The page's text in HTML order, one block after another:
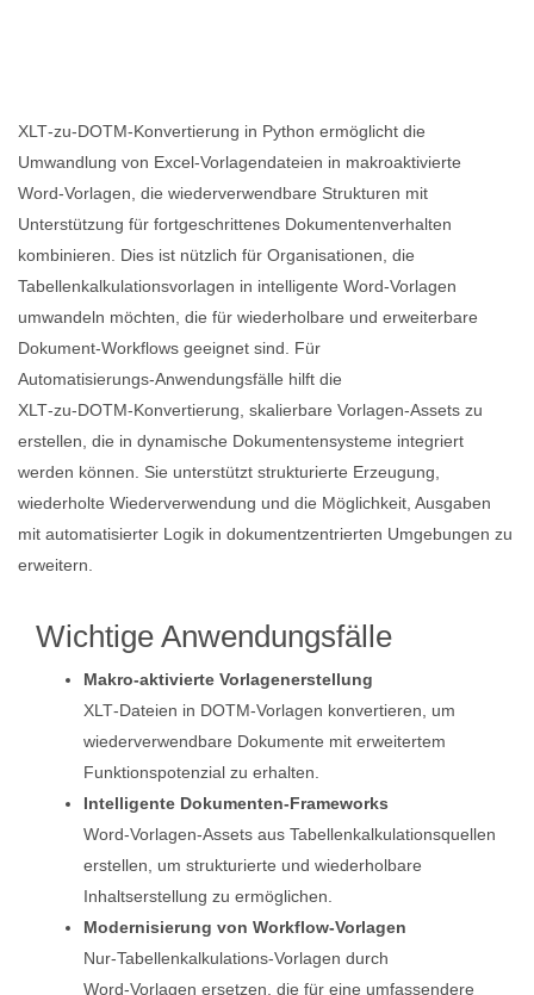
XLT‑zu‑DOTM‑Konvertierung in Python ermöglicht die
Umwandlung von Excel‑Vorlagendateien in makroaktivierte
Word‑Vorlagen, die wiederverwendbare Strukturen mit
Unterstützung für fortgeschrittenes Dokumentenverhalten
kombinieren. Dies ist nützlich für Organisationen, die
Tabellenkalkulationsvorlagen in intelligente Word‑Vorlagen
umwandeln möchten, die für wiederholbare und erweiterbare
Dokument‑Workflows geeignet sind. Für
Automatisierungs‑Anwendungsfälle hilft die
XLT‑zu‑DOTM‑Konvertierung, skalierbare Vorlagen‑Assets zu
erstellen, die in dynamische Dokumentensysteme integriert
werden können. Sie unterstützt strukturierte Erzeugung,
wiederholte Wiederverwendung und die Möglichkeit, Ausgaben
mit automatisierter Logik in dokumentzentrierten Umgebungen zu
erweitern.
Wichtige Anwendungsfälle
Makro‑aktivierte Vorlagenerstellung
XLT‑Dateien in DOTM‑Vorlagen konvertieren, um
wiederverwendbare Dokumente mit erweitertem
Funktionspotenzial zu erhalten.
Intelligente Dokumenten‑Frameworks
Word‑Vorlagen‑Assets aus Tabellenkalkulationsquellen
erstellen, um strukturierte und wiederholbare
Inhaltserstellung zu ermöglichen.
Modernisierung von Workflow‑Vorlagen
Nur‑Tabellenkalkulations‑Vorlagen durch
Word‑Vorlagen ersetzen, die für eine umfassendere